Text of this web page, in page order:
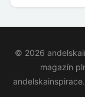
© 2026
magazín